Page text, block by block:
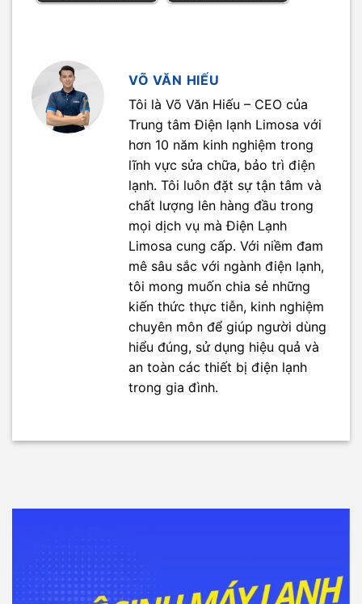
VÕ VĂN HIẾU
Tôi là Võ Văn Hiếu – CEO của
Trung tâm Điện lạnh Limosa với
hơn 10 năm kinh nghiệm trong
lĩnh vực sửa chữa, bảo trì điện
lạnh. Tôi luôn đặt sự tận tâm và
chất lượng lên hàng đầu trong
mọi dịch vụ mà Điện Lạnh
Limosa cung cấp. Với niềm đam
mê sâu sắc với ngành điện lạnh,
tôi mong muốn chia sẻ những
kiến thức thực tiễn, kinh nghiệm
chuyên môn để giúp người dùng
hiểu đúng, sử dụng hiệu quả và
an toàn các thiết bị điện lạnh
trong gia đình.